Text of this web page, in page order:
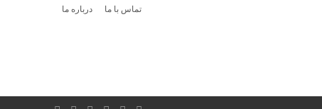
تماس با ما درباره ما